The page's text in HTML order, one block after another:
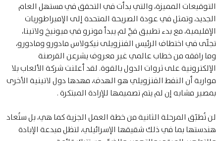
التوقيعات المميزة، والتي بدأت في التحقق في مستهل العام
الجديد، وتمثل في عودة الصريحة المتحدة إلى الإمبراطوريات
الإقليمية، مع بدء تطبيق فجّ لم يبدأ مونرو في ميونيخ ولاتينا،
تجلّى في اختطاف الرئيس الفنزويلى نيكولاس مادورو ومادورو،
وما رافقه من خطاب عالمي غير معروف يشرعن القرصنة
الإلكترونية على ثروات الدول بالقوة. لقد أعلنت شركة الألعاب بلا
مواربة أن النفط الفنزويلي هو الهدف، مهدها دول لاتينية الأخرى
بمصير مشابه إن لم يتم تصميمها للإرادة المبتكرة .
لن تُطبّق المرحلة الثانية من خطة العمل الجزية كما هي، بل ستُعاد
هندستها بما في ذلك شقيقها الإسرائيلي، لتظل مبدعة الإبادة